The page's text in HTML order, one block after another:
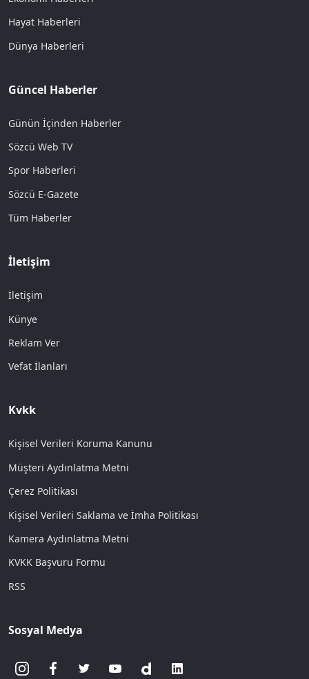
Hayat Haberleri
Dünya Haberleri
Güncel Haberler
Günün İçinden Haberler
Sözcü Web TV
Spor Haberleri
Sözcü E-Gazete
Tüm Haberler
İletişim
İletişim
Künye
Reklam Ver
Vefat İlanları
Kvkk
Kişisel Verileri Koruma Kanunu
Müşteri Aydınlatma Metni
Çerez Politikası
Kişisel Verileri Saklama ve İmha Politikası
Kamera Aydınlatma Metni
KVKK Başvuru Formu
RSS
Sosyal Medya